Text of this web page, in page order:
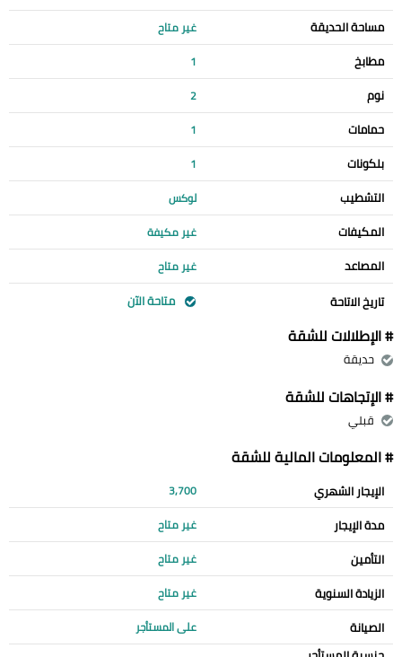
مساحة الحديقة غير متاح
مطابخ 1
نوم 2
حمامات 1
بلكونات 1
التشطيب لوكس
المكيفات غير مكيفة
المصاعد غير متاح
تاريخ الاتاحة متاحة الآن
# الإطلالات للشقة
حديقة
# الإتجاهات للشقة
قبلي
# المعلومات المالية للشقة
الإيجار الشهري 3,700
مدة الإيجار غير متاح
التأمين غير متاح
الزيادة السنوية غير متاح
الصيانة على المستأجر